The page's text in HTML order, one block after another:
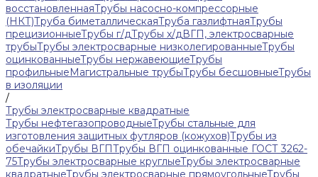
восстановленнаяТрубы насосно-компрессорные
(НКТ)Труба биметаллическаяТруба газлифтнаяТрубы
прецизионныеТрубы г/дТрубы х/дВГП, электросварные
трубыТрубы электросварные низколегированныеТрубы
оцинкованныеТрубы нержавеющиеТрубы
профильныеМагистральные трубыТрубы бесшовныеТрубы
в изоляции
/
Трубы электросварные квадратные
Трубы нефтегазопроводныеТрубы стальные для
изготовления защитных футляров (кожухов)Трубы из
обечайкиТрубы ВГПТрубы ВГП оцинкованные ГОСТ 3262-
75Трубы электросварные круглыеТрубы электросварные
квадратныеТрубы электросварные прямоугольныеТрубы